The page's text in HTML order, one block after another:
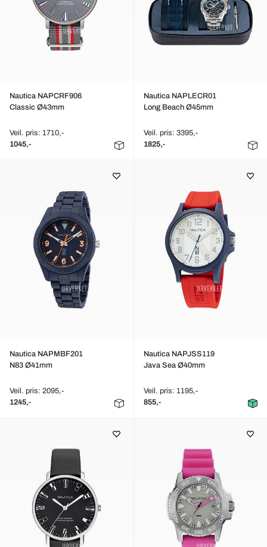
Nautica NAPCRF906
Classic Ø43mm
Veil. pris: 1710,-
1045,-
Nautica NAPLECR01
Long Beach Ø45mm
Veil. pris: 3395,-
1825,-
Nautica NAPMBF201
N83 Ø41mm
Veil. pris: 2095,-
1245,-
Nautica NAPJSS119
Java Sea Ø40mm
Veil. pris: 1195,-
855,-